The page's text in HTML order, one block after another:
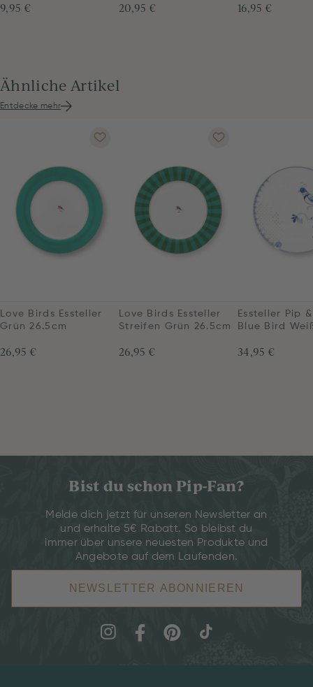
9,95 € 20,95 € 16,95 €
Ähnliche Artikel
Entdecke mehr
Love Birds Essteller
Grün 26.5cm
26,95 €
Love Birds Essteller
Streifen Grün 26.5cm
26,95 €
Essteller Pip
Blue Bird
34,95 €
Bist du schon Pip-Fan?
Melde dich jetzt für unseren Newsletter an
und erhalte 5€ Rabatt. So bleibst du
immer über unsere neuesten Produkte und
Angebote auf dem Laufenden.
NEWSLETTER ABONNIEREN